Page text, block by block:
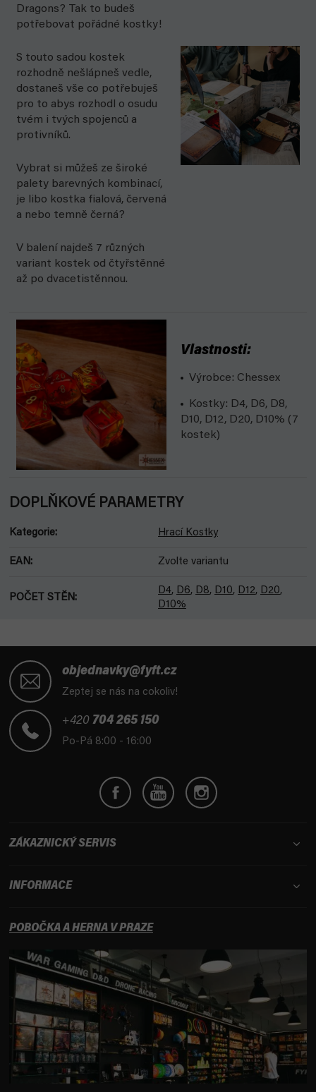
Dragons? Tak to budeš
potřebovat pořádné kostky!
S touto sadou kostek
rozhodně nešlápneš vedle,
dostaneš vše co potřebuješ
pro to abys rozhodl o osudu
tvém i tvých spojenců a
protivníků.
Vybrat si můžeš ze široké
palety barevných kombinací,
je libo kostka fialová, červená
a nebo temně černá?
V balení najdeš 7 různých
variant kostek od čtyřstěnné
až po dvacetistěnnou.
Vlastnosti:
Výrobce: Chessex
Kostky: D4, D6, D8,
D10, D12, D20, D10% (7
kostek)
DOPLŇKOVÉ PARAMETRY
Kategorie: Hrací Kostky
EAN: Zvolte variantu
POČET STĚN:
D4, D6, D8, D10, D12, D20,
D10%
objednavky@fyft.cz
Zeptej se nás na cokoliv!
+420 704 265 150
Po-Pá 8:00 - 16:00
ZÁKAZNICKÝ SERVIS
INFORMACE
POBOČKA A HERNA V PRAZE